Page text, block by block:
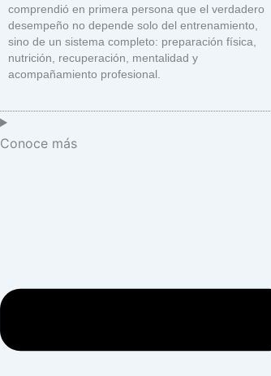
comprendió en primera persona que el verdadero
desempeño no depende solo del entrenamiento,
sino de un sistema completo: preparación física,
nutrición, recuperación, mentalidad y
acompañamiento profesional.
Conoce más